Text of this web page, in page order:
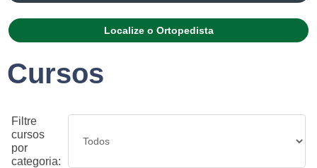
Localize o Ortopedista
Cursos
Filtre
cursos
por
categoria: